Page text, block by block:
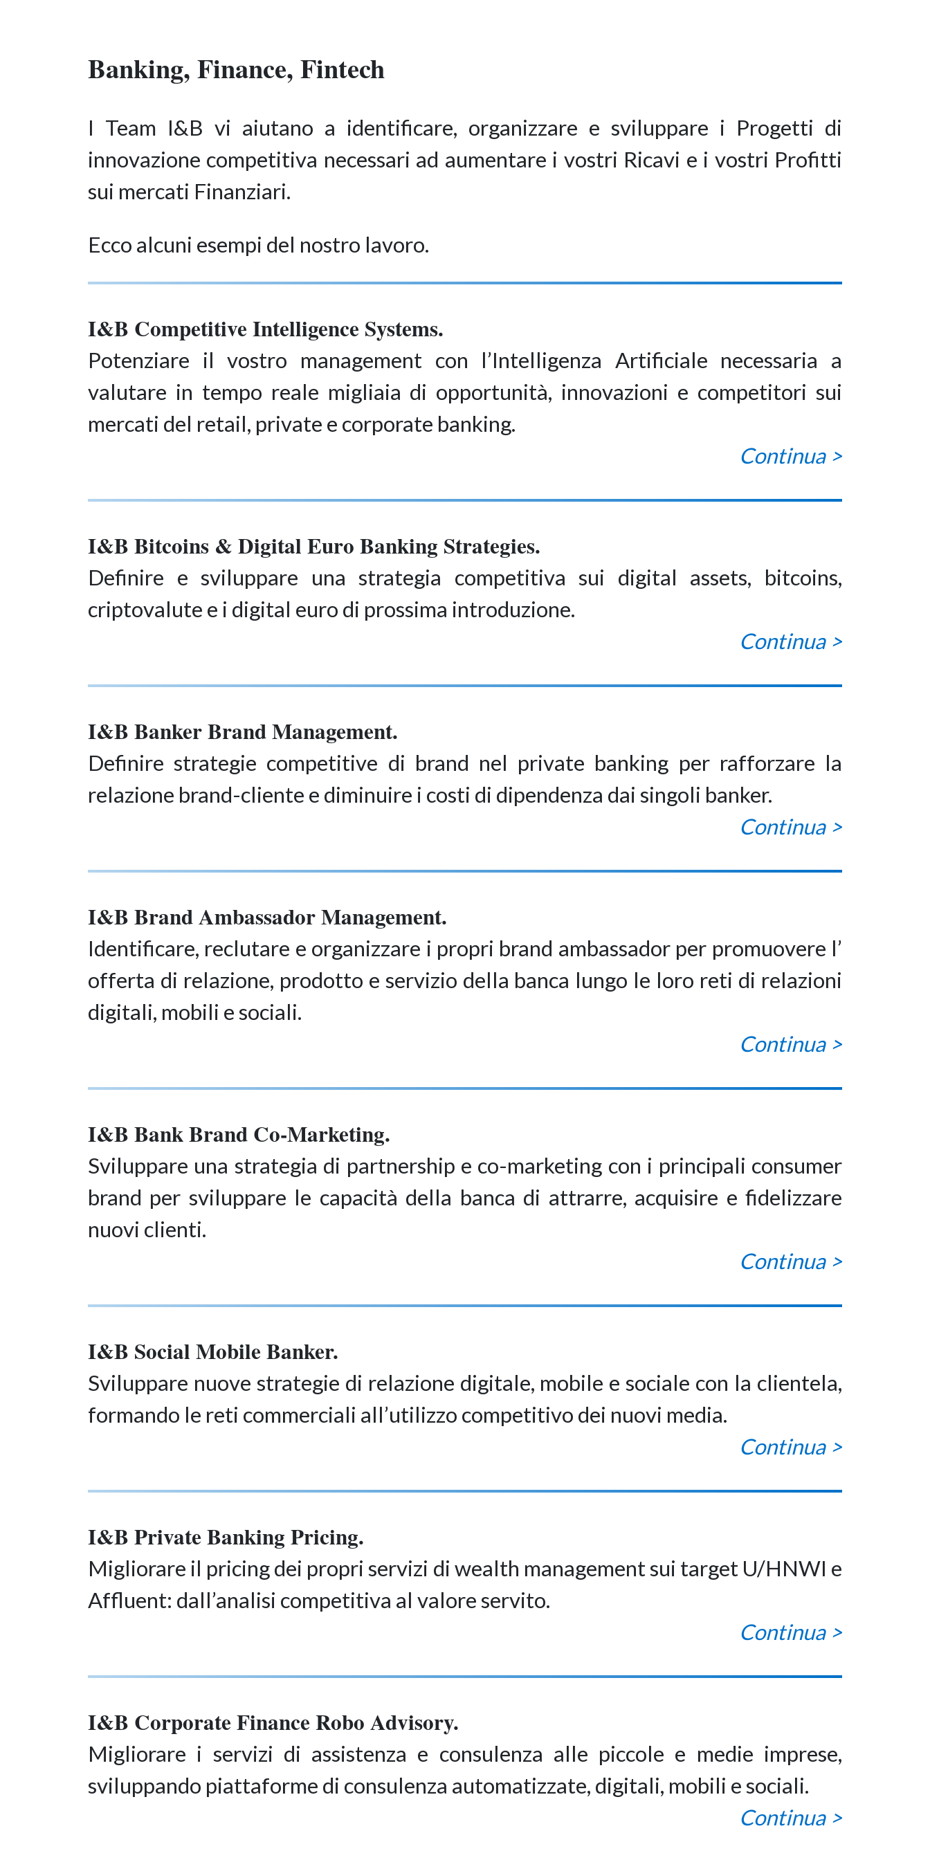
Banking, Finance, Fintech
I Team I&B vi aiutano a identificare, organizzare e sviluppare i Progetti di
innovazione competitiva necessari ad aumentare i vostri Ricavi e i vostri Profitti
sui mercati Finanziari.
Ecco alcuni esempi del nostro lavoro.
I&B Competitive Intelligence Systems.
Potenziare il vostro management con l’Intelligenza Artificiale necessaria a
valutare in tempo reale migliaia di opportunità, innovazioni e competitori sui
mercati del retail, private e corporate banking.
Continua >
I&B Bitcoins & Digital Euro Banking Strategies.
Definire e sviluppare una strategia competitiva sui digital assets, bitcoins,
criptovalute e i digital euro di prossima introduzione.
Continua >
I&B Banker Brand Management.
Definire strategie competitive di brand nel private banking per rafforzare la
relazione brand-cliente e diminuire i costi di dipendenza dai singoli banker.
Continua >
I&B Brand Ambassador Management.
Identificare, reclutare e organizzare i propri brand ambassador per promuovere l’
offerta di relazione, prodotto e servizio della banca lungo le loro reti di relazioni
digitali, mobili e sociali.
Continua >
I&B Bank Brand Co-Marketing.
Sviluppare una strategia di partnership e co-marketing con i principali consumer
brand per sviluppare le capacità della banca di attrarre, acquisire e fidelizzare
nuovi clienti.
Continua >
I&B Social Mobile Banker.
Sviluppare nuove strategie di relazione digitale, mobile e sociale con la clientela,
formando le reti commerciali all’utilizzo competitivo dei nuovi media.
Continua >
I&B Private Banking Pricing.
Migliorare il pricing dei propri servizi di wealth management sui target U/HNWI e
Affluent: dall’analisi competitiva al valore servito.
Continua >
I&B Corporate Finance Robo Advisory.
Migliorare i servizi di assistenza e consulenza alle piccole e medie imprese,
sviluppando piattaforme di consulenza automatizzate, digitali, mobili e sociali.
Continua >